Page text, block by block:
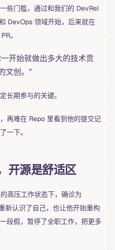
些门槛，通过和我们的 DevRel
DevOps 领域开始，后来就在
。
开始就做出多大的技术贡
文创。”
长期参与的关键。
再难在 Repo 里看到他的提交记
一下。
开源是舒适区
高压工作状态下，确诊为
新认识了自己，也让他开始重构
段假，暂停了全职工作，把更多